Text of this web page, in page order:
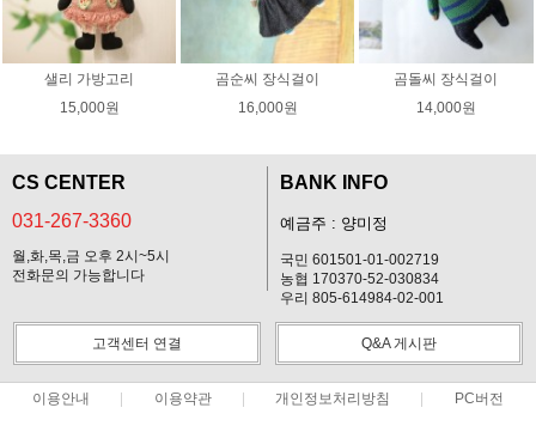
샐리 가방고리
15,000원
곰순씨 장식걸이
16,000원
곰돌씨 장식걸이
14,000원
CS CENTER
031-267-3360
월,화,목,금 오후 2시~5시
전화문의 가능합니다
BANK INFO
예금주 : 양미정
국민 601501-01-002719
농협 170370-52-030834
우리 805-614984-02-001
고객센터 연결 Q&A 게시판
이용안내 이용약관 개인정보처리방침 PC버전